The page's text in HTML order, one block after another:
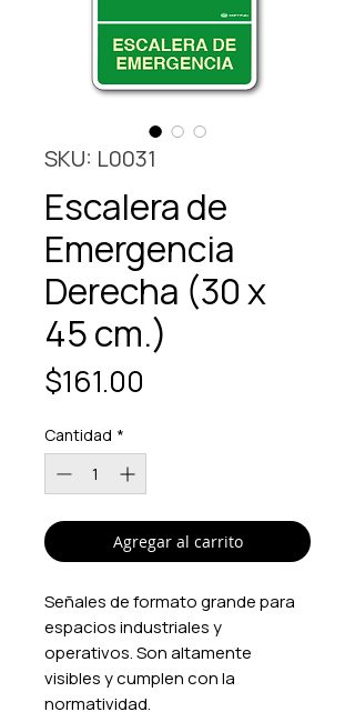
SKU: L0031
Escalera de
Emergencia
Derecha (30 x
45 cm.)
$161.00
Cantidad *
Agregar al carrito
Señales de formato grande para
espacios industriales y
operativos. Son altamente
visibles y cumplen con la
normatividad.